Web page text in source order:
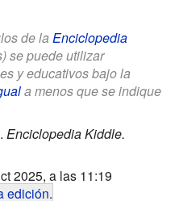
de la Enciclopedia
se puede utilizar
y educativos bajo la
a menos que se indique
. Enciclopedia Kiddle.
2025, a las 11:19
edición.